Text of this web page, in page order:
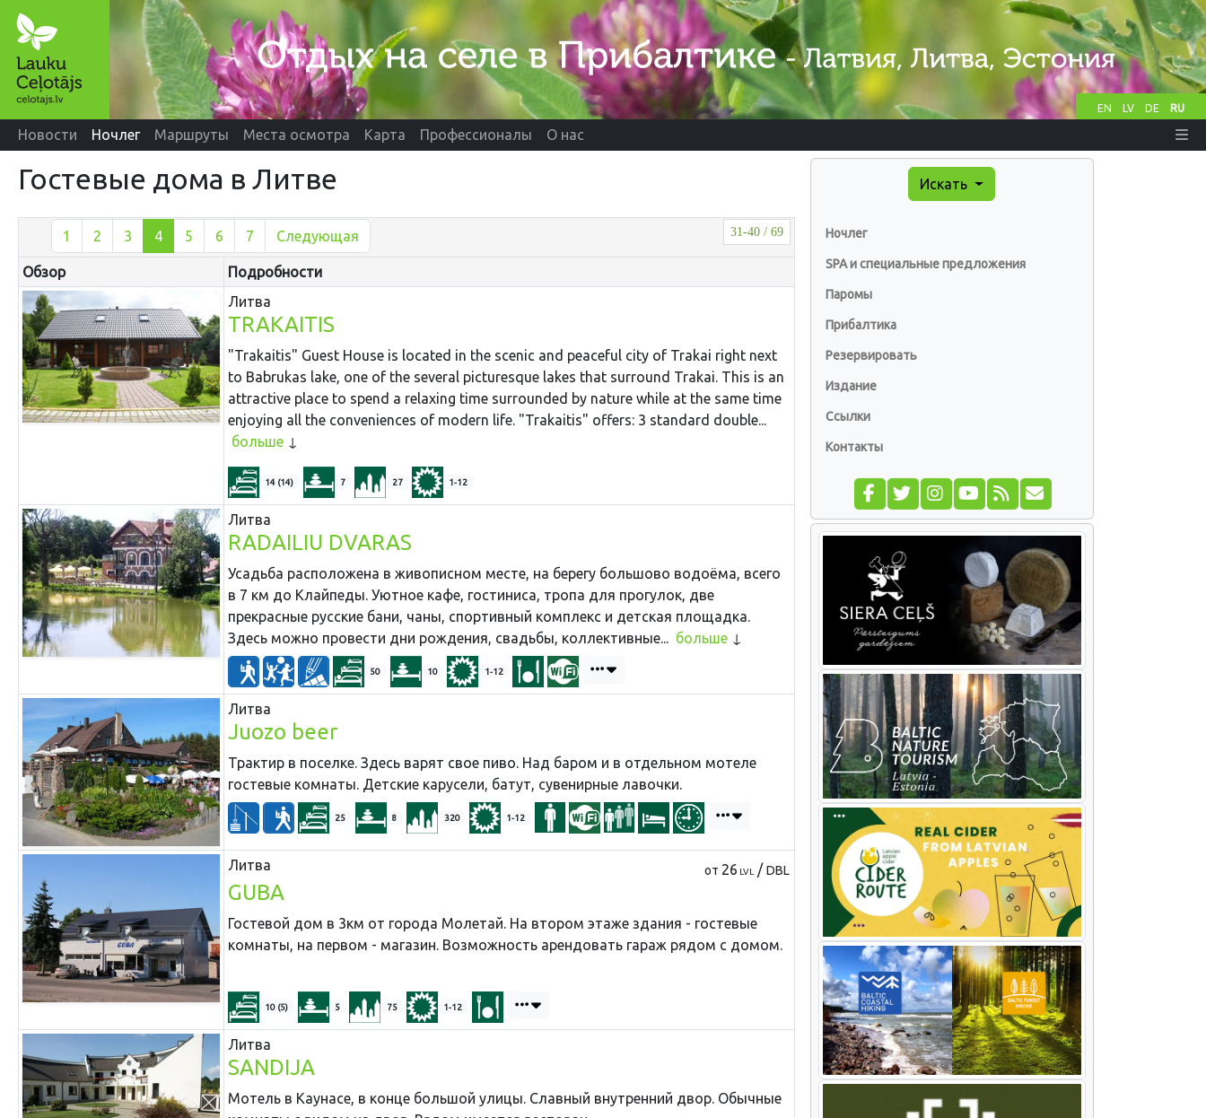
EN LV DE RU
Новости Ночлег Маршруты Места осмотра Карта Профессионалы О нас
Гостевые дома в Литве
31-40 / 69
1 2 3 4 5 6 7 Следующая
Обзор
Подробности
Литва
TRAKAITIS
"Trakaitis" Guest House is located in the scenic and peaceful city of Trakai right next
to Babrukas lake, one of the several picturesque lakes that surround Trakai. This is an
attractive place to spend a relaxing time surrounded by nature while at the same time
enjoying all the conveniences of modern life. "Trakaitis" offers: 3 standard double...
больше
14 (14) 7 27 1-12
Литва
RADAILIU DVARAS
Усадьба расположена в живописном месте, на берегу большово водоёма, всего
в 7 км до Клайпеды. Уютное кафе, гостиниса, тропа для прогулок, две
прекрасные русские бани, чаны, спортивный комплекс и детская площадка.
Здесь можно провести дни рождения, свадьбы, коллективные... больше
50 10 1-12
Литва
Juozo beer
Трактир в поселке. Здесь варят свое пиво. Над баром и в отдельном мотеле
гостевые комнаты. Детские карусели, батут, сувенирные лавочки.
25 8 320 1-12
Литва от 26 LVL /DBL
GUBA
Гостевой дом в 3км от города Молетай. На втором этаже здания - гостевые
комнаты, на первом - магазин. Возможность арендовать гараж рядом с домом.
10 (5) 5 75 1-12
Литва
SANDIJA
Мотель в Каунасе, в конце большой улицы. Славный внутренний двор. Обычные
Искать
Ночлег
SPA и специальные предложения
Паромы
Прибалтика
Резервировать
Издание
Ссылки
Контакты